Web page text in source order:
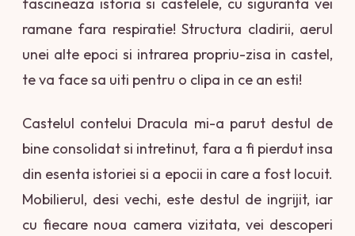
ramane fara respiratie! Structura cladirii, aerul
unei alte epoci si intrarea propriu-zisa in castel,
te va face sa uiti pentru o clipa in ce an esti!
Castelul contelui Dracula mi-a parut destul de
bine consolidat si intretinut, fara a fi pierdut insa
din esenta istoriei si a epocii in care a fost locuit.
Mobilierul, desi vechi, este destul de ingrijit, iar
cu fiecare noua camera vizitata, vei descoperi